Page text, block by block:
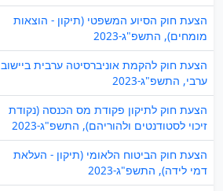
הצעת חוק הסיוע המשפטי (תיקון - הוצאות
מומחים), התשפ"ג-2023
הצעת חוק להקמת אוניברסיטה ערבית ביישוב
ערבי, התשפ"ג-2023
הצעת חוק לתיקון פקודת מס הכנסה (נקודת
זיכוי לסטודנטים ולהוריהם), התשפ"ג-2023
הצעת חוק הביטוח הלאומי (תיקון - העלאת
דמי לידה), התשפ"ג-2023